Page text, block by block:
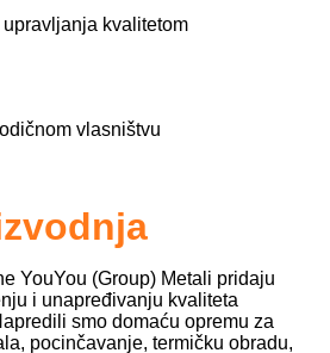
upravljanja kvalitetom
vlasništvu
YouYou (Group) Metali pridaju
i unapređivanju kvaliteta
smo domaću opremu za
pocinčavanje, termičku obradu,